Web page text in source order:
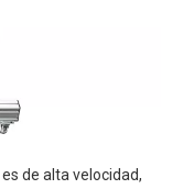
es de alta velocidad,